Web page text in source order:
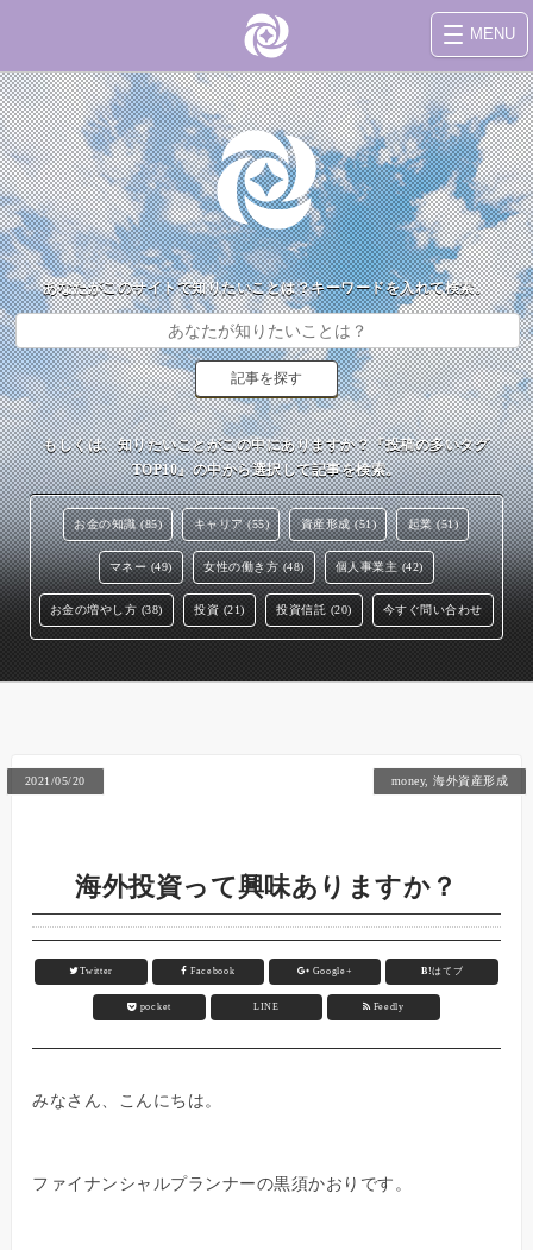
MENU
あなたがこのサイトで知りたいことは？キーワードを入れて検索。
もしくは、知りたいことがこの中にありますか？『投稿の多いタグ
TOP10』の中から選択して記事を検索。
お金の知識 (85) キャリア (55) 資産形成 (51) 起業 (51)
マネー (49) 女性の働き方 (48) 個人事業主 (42)
お金の増やし方 (38) 投資 (21) 投資信託 (20) 今すぐ問い合わせ
2021/05/20 money,海外資産形成
海外投資って興味ありますか？
Twitter Facebook Google+ B!はてブ
pocket LINE Feedly
みなさん、こんにちは。
ファイナンシャルプランナーの黒須かおりです。